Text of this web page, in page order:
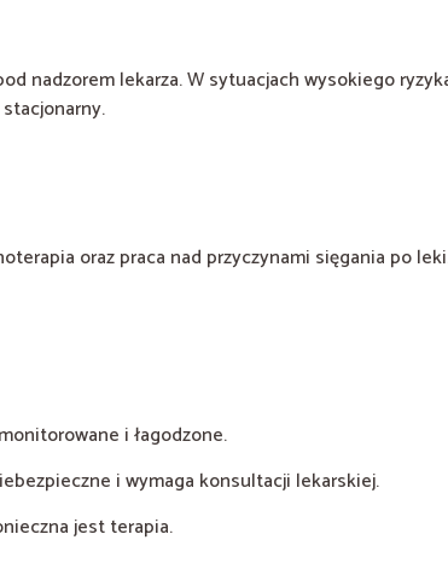
nadzorem lekarza. W sytuacjach wysokiego
oraz praca nad przyczynami sięgania po
i łagodzone.
i wymaga konsultacji lekarskiej.
jest terapia.